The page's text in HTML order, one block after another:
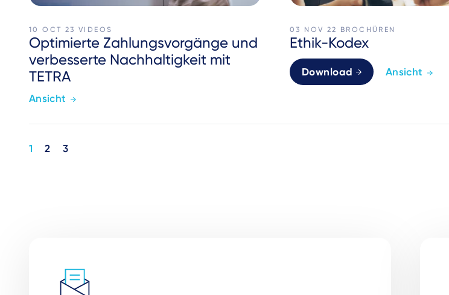
10 OCT 23 VIDEOS
Optimierte Zahlungsvorgänge und
verbesserte Nachhaltigkeit mit
TETRA
Ansicht
03 NOV 22 BROCHÜREN
Ethik-Kodex
Download Ansicht
Pagination
1 2 3